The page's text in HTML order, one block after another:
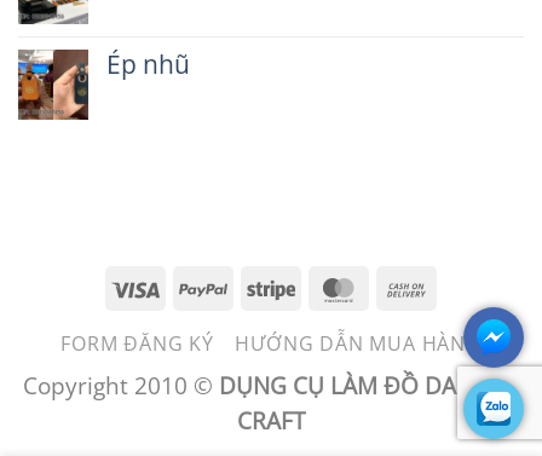
hộp
giấy
luận
ở
Ép nhũ
Visa PayPalStripe MasterCard
On
Delivery
FORM ĐĂNG KÝ HƯỚNG DẪN MUA HÀNG
Copyright 2010 © DỤNG CỤ LÀM ĐỒ DA - BEN
CRAFT